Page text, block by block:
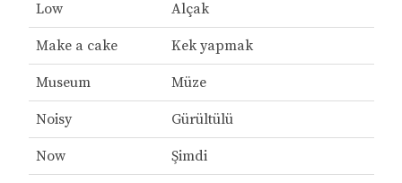
Low Alçak
Make a cake Kek yapmak
Museum Müze
Noisy Gürültülü
Now Şimdi